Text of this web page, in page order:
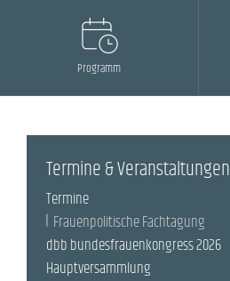
Programm
Termine & Veranstaltungen
Termine
Frauenpolitische Fachtagung
dbb bundesfrauenkongress 2026
Hauptversammlung